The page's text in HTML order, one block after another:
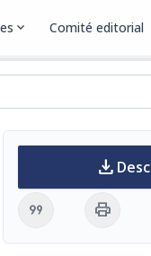
expand_more Comité editorial
download
format_quote print